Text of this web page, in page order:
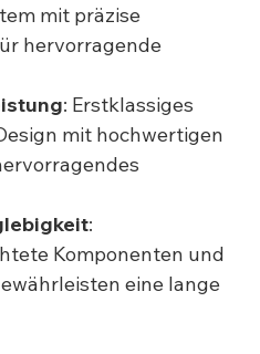
mit präzise
hervorragende
: Erstklassiges
mit hochwertigen
:
Komponenten und
eine lange